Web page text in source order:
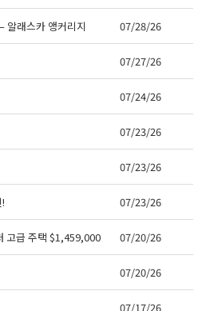
알래스카 앵커리지 07/28/26
07/27/26
07/24/26
07/23/26
07/23/26
07/23/26
고급 주택 $1,459,000 07/20/26
07/20/26
07/17/26